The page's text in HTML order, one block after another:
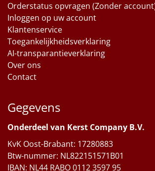
Orderstatus opvragen (Zonder
Inloggen op uw account
Klantenservice
Toegankelijkheidsverklaring
AI-transparantieverklaring
Over ons
Contact
Gegevens
Onderdeel van Kerst Company B.V.
KvK Oost-Brabant: 17280883
Btw-nummer: NL822151571B01
IBAN: NL44 RABO 0112 3597 95